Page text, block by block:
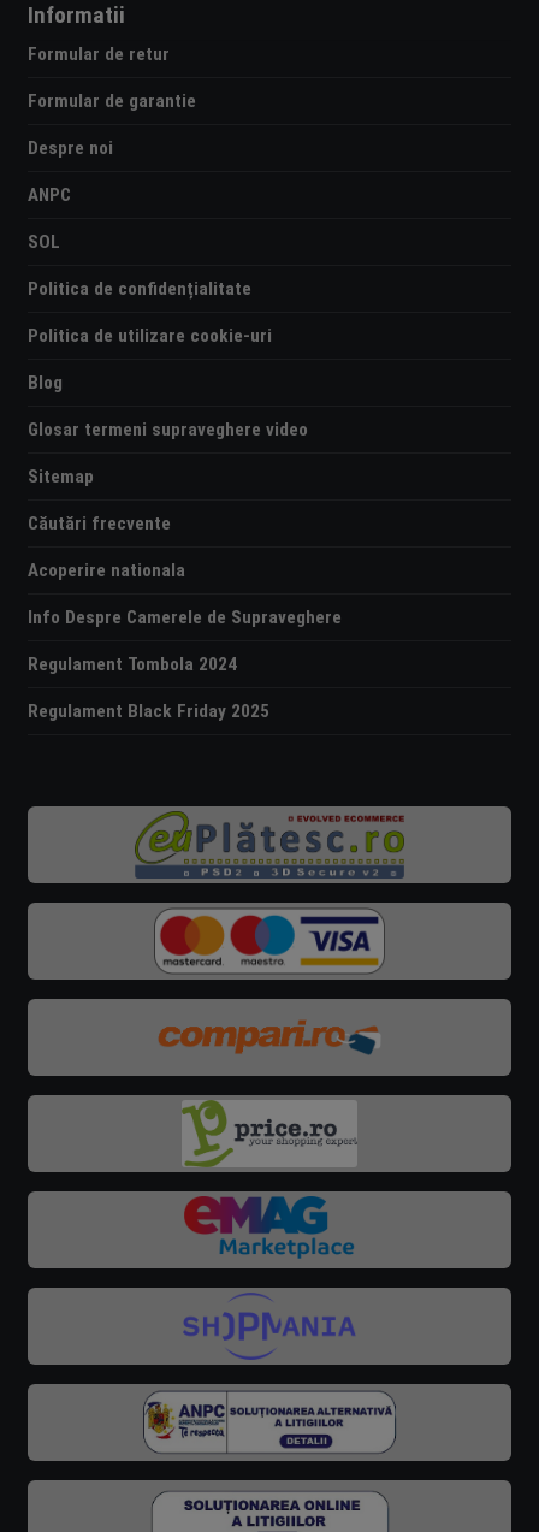
Informatii
Formular de retur
Formular de garantie
Despre noi
ANPC
SOL
Politica de confidențialitate
Politica de utilizare cookie-uri
Blog
Glosar termeni supraveghere video
Sitemap
Căutări frecvente
Acoperire nationala
Info Despre Camerele de Supraveghere
Regulament Tombola 2024
Regulament Black Friday 2025